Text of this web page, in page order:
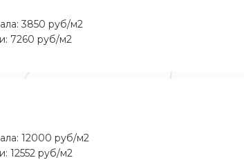
3850 руб/м2
7260 руб/м2
12000 руб/м2
12552 руб/м2